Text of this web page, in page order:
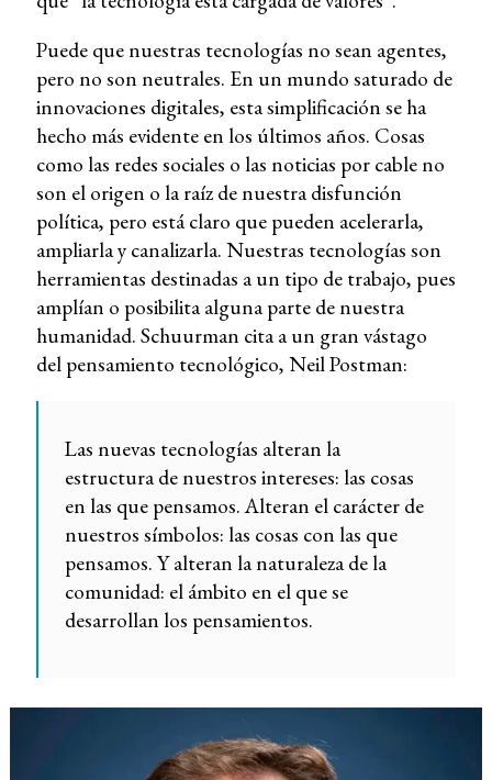
Puede que nuestras tecnologías no sean agentes,
pero no son neutrales. En un mundo saturado de
innovaciones digitales, esta simplificación se ha
hecho más evidente en los últimos años. Cosas
como las redes sociales o las noticias por cable no
son el origen o la raíz de nuestra disfunción
política, pero está claro que pueden acelerarla,
ampliarla y canalizarla. Nuestras tecnologías son
herramientas destinadas a un tipo de trabajo, pues
amplían o posibilita alguna parte de nuestra
humanidad. Schuurman cita a un gran vástago
del pensamiento tecnológico, Neil Postman:
Las nuevas tecnologías alteran la
estructura de nuestros intereses: las cosas
en las que pensamos. Alteran el carácter de
nuestros símbolos: las cosas con las que
pensamos. Y alteran la naturaleza de la
comunidad: el ámbito en el que se
desarrollan los pensamientos.